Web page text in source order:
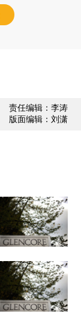
责任编辑：李涛
版面编辑：刘潇